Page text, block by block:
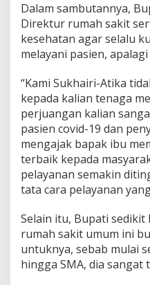
Dalam sambutannya,
Direktur rumah sakit
kesehatan agar selalu
melayani pasien,
“Kami Sukhairi-Atika
kepada kalian tenaga
perjuangan kalian
pasien covid-19 dan
mengajak bapak ibu
terbaik kepada
pelayanan semakin
tata cara pelayanan
Selain itu, Bupati
rumah sakit umum ini
untuknya, sebab mulai
hingga SMA, dia